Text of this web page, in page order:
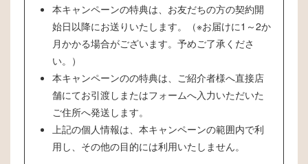
本キャンペーンの特典は、お友だちの方の契約開
始日以降にお送りいたします。（※お届けに1～2か
月かかる場合がございます。予めご了承くださ
い。）
本キャンペーンのの特典は、ご紹介者様へ直接店
舗にてお引渡しまたはフォームへ入力いただいた
ご住所へ発送します。
上記の個人情報は、本キャンペーンの範囲内で利
用し、その他の目的には利用いたしません。